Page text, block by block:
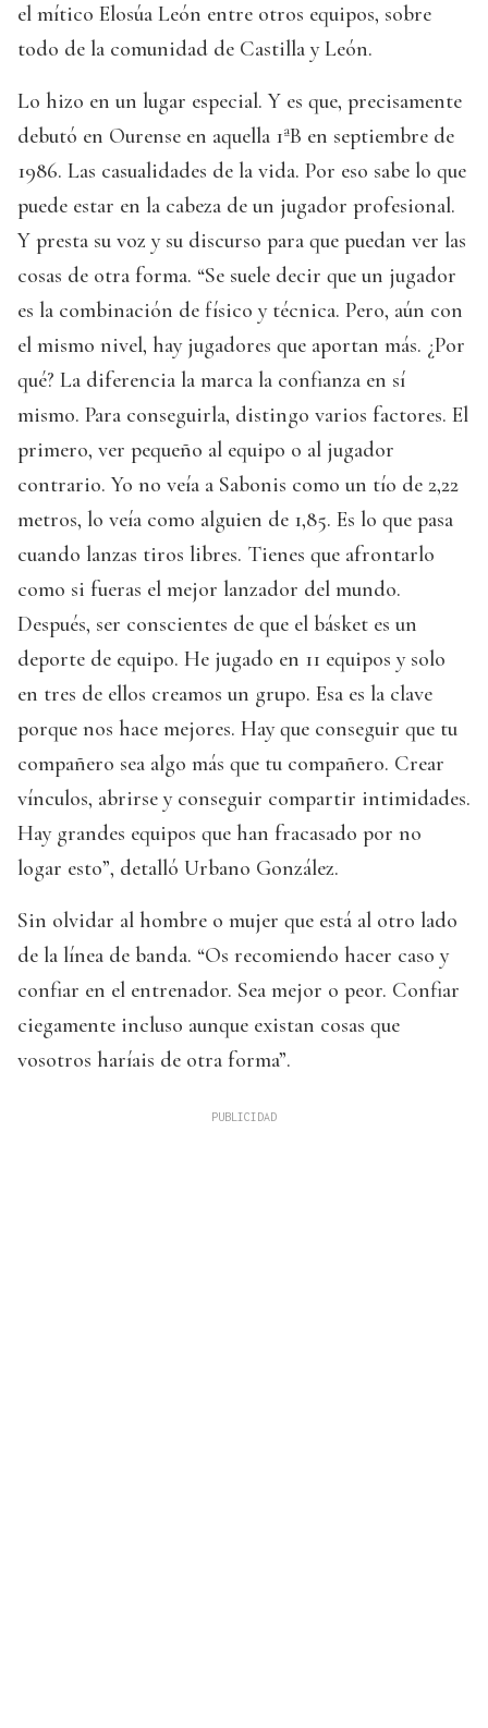
el mítico Elosúa León entre otros equipos, sobre
todo de la comunidad de Castilla y León.
Lo hizo en un lugar especial. Y es que, precisamente
debutó en Ourense en aquella 1ªB en septiembre de
1986. Las casualidades de la vida. Por eso sabe lo que
puede estar en la cabeza de un jugador profesional.
Y presta su voz y su discurso para que puedan ver las
cosas de otra forma. “Se suele decir que un jugador
es la combinación de físico y técnica. Pero, aún con
el mismo nivel, hay jugadores que aportan más. ¿Por
qué? La diferencia la marca la confianza en sí
mismo. Para conseguirla, distingo varios factores. El
primero, ver pequeño al equipo o al jugador
contrario. Yo no veía a Sabonis como un tío de 2,22
metros, lo veía como alguien de 1,85. Es lo que pasa
cuando lanzas tiros libres. Tienes que afrontarlo
como si fueras el mejor lanzador del mundo.
Después, ser conscientes de que el básket es un
deporte de equipo. He jugado en 11 equipos y solo
en tres de ellos creamos un grupo. Esa es la clave
porque nos hace mejores. Hay que conseguir que tu
compañero sea algo más que tu compañero. Crear
vínculos, abrirse y conseguir compartir intimidades.
Hay grandes equipos que han fracasado por no
logar esto”, detalló Urbano González.
Sin olvidar al hombre o mujer que está al otro lado
de la línea de banda. “Os recomiendo hacer caso y
confiar en el entrenador. Sea mejor o peor. Confiar
ciegamente incluso aunque existan cosas que
vosotros haríais de otra forma”.